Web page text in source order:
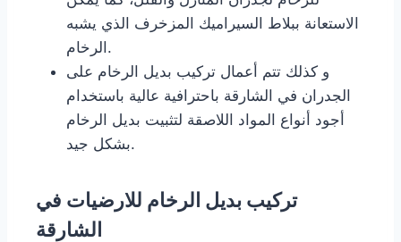
الاستعانة ببلاط السيراميك المزخرف الذي يشبه
الرخام.
و كذلك تتم أعمال تركيب بديل الرخام على
الجدران في الشارقة باحترافية عالية باستخدام
أجود أنواع المواد اللاصقة لتثبيت بديل الرخام
بشكل جيد.
تركيب بديل الرخام للارضيات في
الشارقة